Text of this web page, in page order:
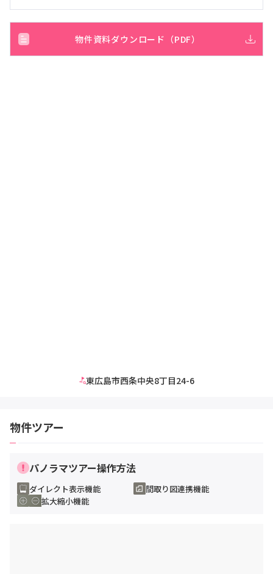
物件資料ダウンロード（PDF）
東広島市西条中央8丁目24-6
物件ツアー
パノラマツアー操作方法
ダイレクト表示機能
間取り図連携機能
拡大縮小機能